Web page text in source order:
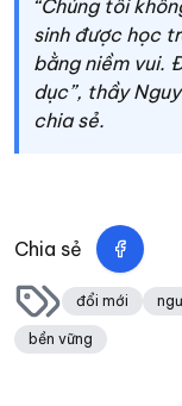
“Chúng tôi
sinh được học
bằng niềm vui.
dục”, thầy
chia sẻ.
Chia sẻ
đổi mới
bền vững